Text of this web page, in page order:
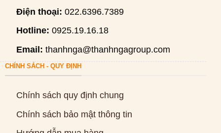
Điện thoại: 022.6396.7389
Hotline: 0925.19.16.18
Email: thanhnga@thanhngagroup.com
CHÍNH SÁCH - QUY ĐỊNH
Chính sách quy định chung
Chính sách bảo mật thông tin